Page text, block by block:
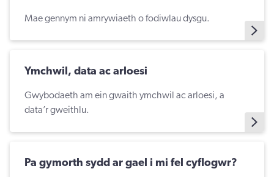
Mae gennym ni amrywiaeth o fodiwlau dysgu.
Ymchwil, data ac arloesi
Gwybodaeth am ein gwaith ymchwil ac arloesi, a
data’r gweithlu.
Pa gymorth sydd ar gael i mi fel cyflogwr?